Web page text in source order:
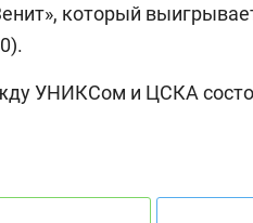
который
УНИКСом и ЦСКА